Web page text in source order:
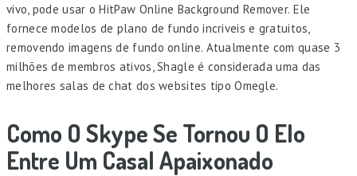
vivo, pode usar o HitPaw Online Background Remover. Ele
fornece modelos de plano de fundo incriveis e gratuitos,
removendo imagens de fundo online. Atualmente com quase 3
milhões de membros ativos, Shagle é considerada uma das
melhores salas de chat dos websites tipo Omegle.
Como O Skype Se Tornou O Elo
Entre Um Casal Apaixonado